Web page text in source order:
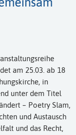
am 25.03. ab 18
in
unter dem Titel
– Poetry Slam,
und Austausch
und das Recht,